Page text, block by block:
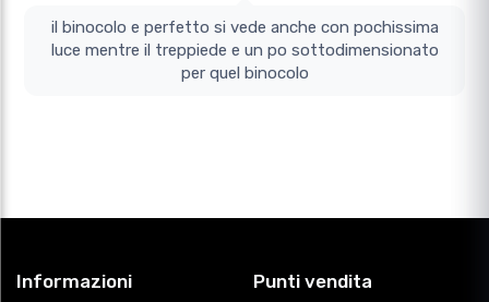
il binocolo e perfetto si vede anche con pochissima
luce mentre il treppiede e un po sottodimensionato
per quel binocolo
Informazioni Punti vendita